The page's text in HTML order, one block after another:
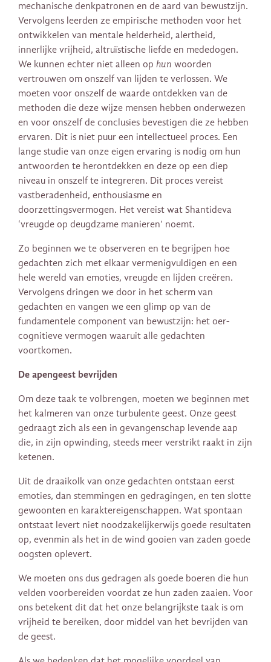
mechanische denkpatronen en de aard van bewustzijn.
Vervolgens leerden ze empirische methoden voor het
ontwikkelen van mentale helderheid, alertheid,
innerlijke vrijheid, altruïstische liefde en mededogen.
We kunnen echter niet alleen op hun woorden
vertrouwen om onszelf van lijden te verlossen. We
moeten voor onszelf de waarde ontdekken van de
methoden die deze wijze mensen hebben onderwezen
en voor onszelf de conclusies bevestigen die ze hebben
ervaren. Dit is niet puur een intellectueel proces. Een
lange studie van onze eigen ervaring is nodig om hun
antwoorden te herontdekken en deze op een diep
niveau in onszelf te integreren. Dit proces vereist
vastberadenheid, enthousiasme en
doorzettingsvermogen. Het vereist wat Shantideva
‘vreugde op deugdzame manieren’ noemt.
Zo beginnen we te observeren en te begrijpen hoe
gedachten zich met elkaar vermenigvuldigen en een
hele wereld van emoties, vreugde en lijden creëren.
Vervolgens dringen we door in het scherm van
gedachten en vangen we een glimp op van de
fundamentele component van bewustzijn: het oer-
cognitieve vermogen waaruit alle gedachten
voortkomen.
De apengeest bevrijden
Om deze taak te volbrengen, moeten we beginnen met
het kalmeren van onze turbulente geest. Onze geest
gedraagt ​​zich als een in gevangenschap levende aap
die, in zijn opwinding, steeds meer verstrikt raakt in zijn
ketenen.
Uit de draaikolk van onze gedachten ontstaan ​​eerst
emoties, dan stemmingen en gedragingen, en ten slotte
gewoonten en karaktereigenschappen. Wat spontaan
ontstaat levert niet noodzakelijkerwijs goede resultaten
op, evenmin als het in de wind gooien van zaden goede
oogsten oplevert.
We moeten ons dus gedragen als goede boeren die hun
velden voorbereiden voordat ze hun zaden zaaien. Voor
ons betekent dit dat het onze belangrijkste taak is om
vrijheid te bereiken, door middel van het bevrijden van
de geest.